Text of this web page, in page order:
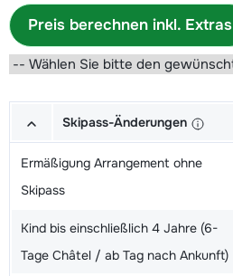
Preis berechnen inkl. Extras
Skipass-Änderungen
Ermäßigung Arrangement ohne
Skipass
Kind bis einschließlich 4 Jahre (6-
Tage Châtel / ab Tag nach Ankunft)